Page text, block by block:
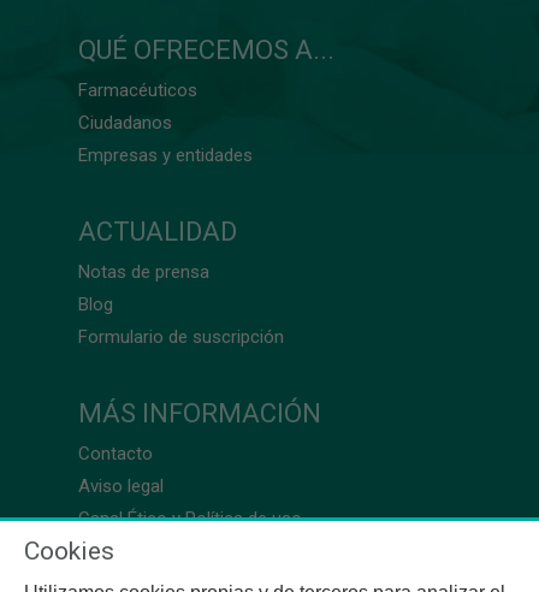
QUÉ OFRECEMOS A...
Farmacéuticos
Ciudadanos
Empresas y entidades
ACTUALIDAD
Notas de prensa
Blog
Formulario de suscripción
MÁS INFORMACIÓN
Contacto
Aviso legal
Canal Ético y Política de uso
Cookies